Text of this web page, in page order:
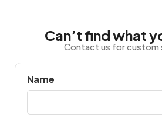
Can’t find what
Contact us for custom
Name